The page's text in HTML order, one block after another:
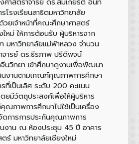
โรงเรียนสาธิตมหาวิทยาลัย
วยเจ้าหน้าที่คณะศึกษาศาสตร์
ใหม่ ให้การต้อนรับ ผู้บริหารจาก
มหาวิทยาลัยแม่ฟ้าหลวง จำนวน
จารย์ ดร.ธีรภาพ ปรีดีพจน์
วิทยา เข้าศึกษาดูงานเพื่อพัฒนา
นงานตามเกณฑ์คุณภาพการศึกษา
รที่เป็นเลิศ ระดับ 200 คะแนน
มีวัตถุประสงค์เพื่อให้ผู้บริหาร
ณภาพการศึกษาไปใช้เป็นเครื่อง
ดการการประกันคุณภาพการ
งาน ณ ห้องประชุม 45 ปี อาคาร
ร์ มหาวิทยาลัยเชียงใหม่